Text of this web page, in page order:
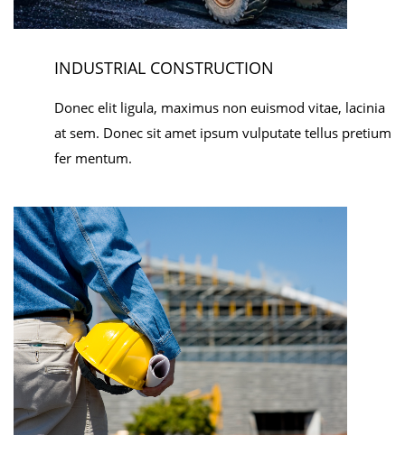
INDUSTRIAL CONSTRUCTION
Donec elit ligula, maximus non euismod vitae, lacinia
at sem. Donec sit amet ipsum vulputate tellus pretium
fer mentum.